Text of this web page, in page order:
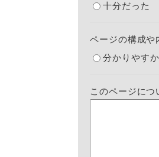
十分だった
ページの構成や
分かりやす
このページにつ